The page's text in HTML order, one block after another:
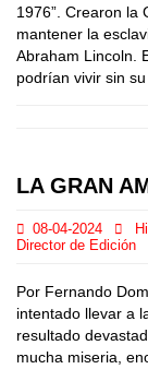
1976”. Crearon la
mantener la
Abraham Lincoln.
podrían vivir sin su
LA GRAN
08-04-2024
Director de Edición
Por Fernando
intentado llevar a
resultado
mucha miseria,